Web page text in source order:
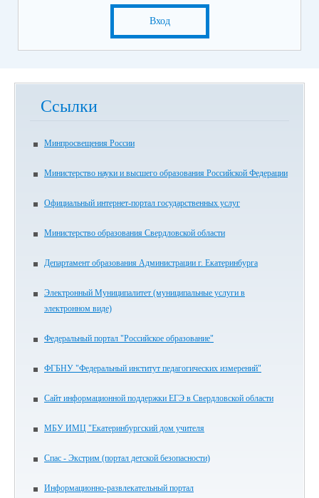
Вход
Ссылки
Минпросвещения России
Министерство науки и высшего образования Российской Федерации
Официальный интернет-портал государственных услуг
Министерство образования Свердловской области
Департамент образования Администрации г. Екатеринбурга
Электронный Муниципалитет (муниципальные услуги в
электронном виде)
Федеральный портал "Российское образование"
ФГБНУ "Федеральный институт педагогических измерений"
Сайт информационной поддержки ЕГЭ в Свердловской области
МБУ ИМЦ "Екатеринбургский дом учителя
Спас - Экстрим (портал детской безопасности)
Информационно-развлекательный портал